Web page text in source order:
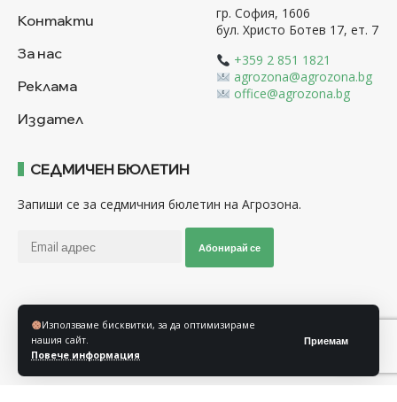
Използваме бисквитки, за да оптимизираме
нашия сайт.
Повече информация
Приемам
Контакти
За нас
Реклама
Издател
гр. София, 1606
бул. Христо Ботев 17, ет. 7
+359 2 851 1821
agrozona@agrozona.bg
office@agrozona.bg
СЕДМИЧЕН БЮЛЕТИН
Запиши се за седмичния бюлетин на Агрозона.
Абонирай се
Последвайте ни